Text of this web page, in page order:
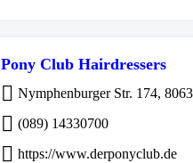
Pony Club Hairdressers
Nymphenburger Str. 174,
(089) 14330700
https://www.derponyclub.de